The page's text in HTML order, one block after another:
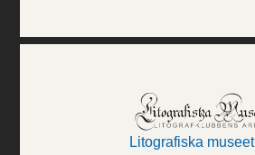
Litografiska museet